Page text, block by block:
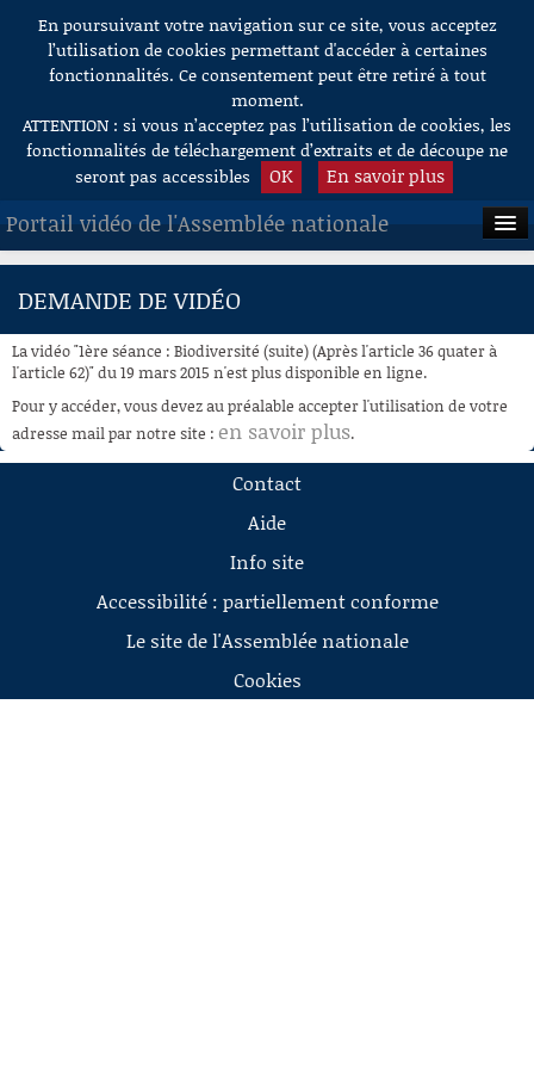
Aller au contenu
En poursuivant votre navigation sur ce site, vous acceptez
l’utilisation de cookies permettant d'accéder à certaines
fonctionnalités. Ce consentement peut être retiré à tout
moment.
ATTENTION : si vous n’acceptez pas l’utilisation de cookies, les
fonctionnalités de téléchargement d’extraits et de découpe ne
seront pas accessibles
OK En savoir plus
Portail vidéo de l'Assemblée nationale
ACCUEIL
À LA DEMANDE
RECHERCHE
AIDE À LA DÉCOUPE
DEMANDE DE VIDÉO
La vidéo "1ère séance : Biodiversité (suite) (Après l'article 36 quater à
l'article 62)" du 19 mars 2015 n'est plus disponible en ligne.
Pour y accéder, vous devez au préalable accepter l'utilisation de votre
adresse mail par notre site : en savoir plus.
Contact
Aide
Info site
Accessibilité : partiellement conforme
Le site de l'Assemblée nationale
Cookies